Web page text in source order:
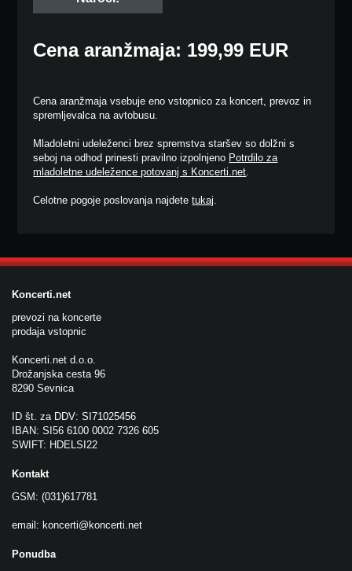
Cena aranžmaja: 199,99 EUR
Cena aranžmaja vsebuje eno vstopnico za koncert, prevoz in
spremljevalca na avtobusu.
Mladoletni udeleženci brez spremstva staršev so dolžni s
seboj na odhod prinesti pravilno izpolnjeno Potrdilo za
mladoletne udeležence potovanj s Koncerti.net.
Celotne pogoje poslovanja najdetetukaj.
Koncerti.net
prevozi na koncerte
prodaja vstopnic
Koncerti.net d.o.o.
Drožanjska cesta 96
8290 Sevnica
ID št. za DDV: SI71025456
IBAN: SI56 6100 0002 7326 605
SWIFT: HDELSI22
Kontakt
GSM: (031)617781
email: koncerti@koncerti.net
Ponudba